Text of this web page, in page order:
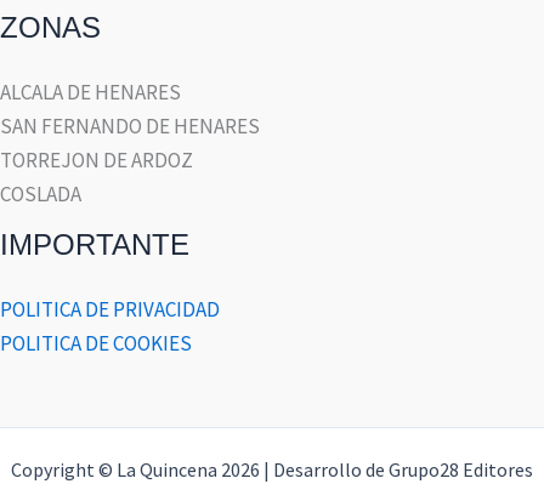
ZONAS
ALCALA DE HENARES
SAN FERNANDO DE HENARES
TORREJON DE ARDOZ
COSLADA
IMPORTANTE
POLITICA DE PRIVACIDAD
POLITICA DE COOKIES
Copyright © La Quincena 2026 | Desarrollo de Grupo28 Editores